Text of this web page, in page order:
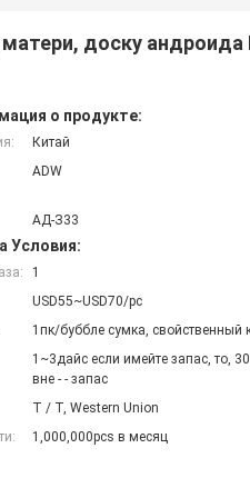
доску андроида
о продукте:
Китай
ADW
АД-З33
Условия:
1
USD55~USD70/pc
1пк/буббле сумка, свойственный
1~3дайс если имейте запас, то,
вне - - запас
T / T, Western Union
1,000,000pcs в месяц